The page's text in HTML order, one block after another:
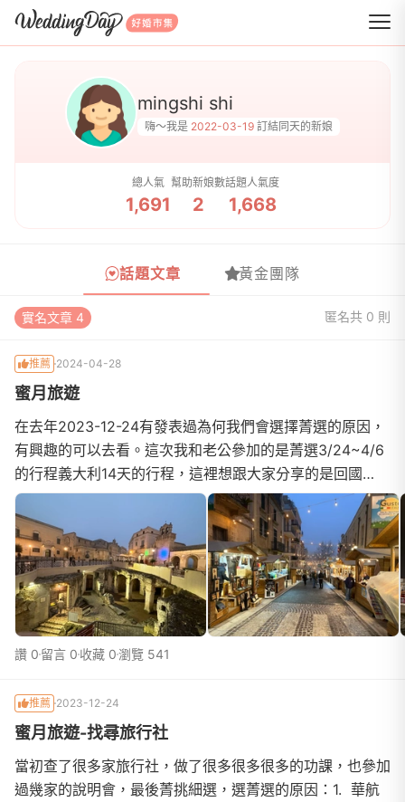
WeddingDay 好婚市集
mingshi shi
嗨～我是 2022-03-19 訂結同天的新娘
總人氣
1,691
幫助新娘數
2
話題人氣度
1,668
話題文章 黃金團隊
實名文章 4 匿名共 0 則
推薦 2024-04-28
蜜月旅遊
在去年2023-12-24有發表過為何我們會選擇菁選的原因，
有興趣的可以去看。這次我和老公參加的是菁選3/24~4/6
的行程義大利14天的行程，這裡想跟大家分享的是回國
後，跟一些同事及朋友討論到他們也曾去過義大利，不一
樣...
讚 0 留言 0 收藏 0瀏覽 541
推薦 2023-12-24
蜜月旅遊-找尋旅行社
當初查了很多家旅行社，做了很多很多很多的功課，也參加
過幾家的說明會，最後菁挑細選，選菁選的原因：1. 華航